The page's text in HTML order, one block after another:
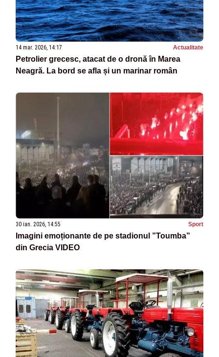
14 mar. 2026, 14:17 Actualitate
Petrolier grecesc, atacat de o dronă în Marea
Neagră. La bord se afla și un marinar român
30 ian. 2026, 14:55 Sport
Imagini emoționante de pe stadionul ”Toumba”
din Grecia VIDEO